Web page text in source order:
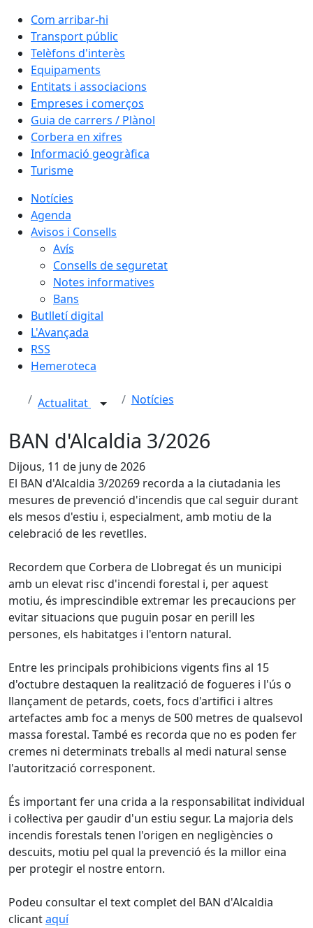
Com arribar-hi
Transport públic
Telèfons d'interès
Equipaments
Entitats i associacions
Empreses i comerços
Guia de carrers / Plànol
Corbera en xifres
Informació geogràfica
Turisme
Notícies
Agenda
Avisos i Consells
Avís
Consells de seguretat
Notes informatives
Bans
Butlletí digital
L'Avançada
RSS
Hemeroteca
Actualitat Notícies
BAN d'Alcaldia 3/2026
Dijous, 11 de juny de 2026
El BAN d'Alcaldia 3/20269 recorda a la ciutadania les
mesures de prevenció d'incendis que cal seguir durant
els mesos d'estiu i, especialment, amb motiu de la
celebració de les revetlles.
Recordem que Corbera de Llobregat és un municipi
amb un elevat risc d'incendi forestal i, per aquest
motiu, és imprescindible extremar les precaucions per
evitar situacions que puguin posar en perill les
persones, els habitatges i l'entorn natural.
Entre les principals prohibicions vigents fins al 15
d'octubre destaquen la realització de fogueres i l'ús o
llançament de petards, coets, focs d'artifici i altres
artefactes amb foc a menys de 500 metres de qualsevol
massa forestal. També es recorda que no es poden fer
cremes ni determinats treballs al medi natural sense
l'autorització corresponent.
És important fer una crida a la responsabilitat individual
i col·lectiva per gaudir d'un estiu segur. La majoria dels
incendis forestals tenen l'origen en negligències o
descuits, motiu pel qual la prevenció és la millor eina
per protegir el nostre entorn.
Podeu consultar el text complet del BAN d'Alcaldia
clicantaquí